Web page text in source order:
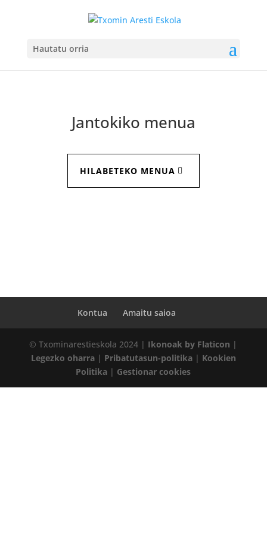
Hautatu orria
Jantokiko menua
HILABETEKO MENUA
Kontua Amaitu saioa
© Txominarestieskola 2024 | Ikonoak by Flaticon |
Legezko oharra| Pribatutasun-politika| Kookien
Politika | Gestionar cookies